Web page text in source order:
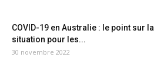
COVID-19 en Australie : le point sur la
situation pour les...
30 novembre 2022